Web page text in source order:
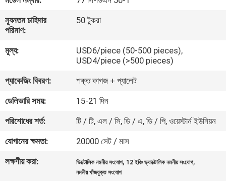
কারখানা
ভ্রমণ
মান
নিয়ন্ত্রণ
যোগাযোগ
করুন
খবর
ন্যূনতম চাহিদার
পরিমাণ:
50 টুকরা
মূল্য:
USD6/piece (50-500 pieces),
USD4/piece (>500 pieces)
প্যাকেজিং বিবরণ:
শক্ত কাগজ + প্যালেট
ডেলিভারি সময়:
15-21 দিন
পরিশোধের শর্ত:
টি / টি, এল / সি, ডি / এ, ডি / পি, ওয়েস্টার্ন ইউনিয়ন
যোগানের ক্ষমতা:
20000 সেট / মাস
লক্ষণীয় করা:
ভিক্টোলিক নমনীয় সংযোগ, 12 ইঞ্চি ভ্যাক্টোলিক নমনীয় সংযোগ,
নমনীয় খাঁজযুক্ত সংযোগ